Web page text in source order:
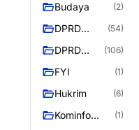
Budaya (2)
DPRD
Utara
(54)
DPRD
Raya
(106)
FYI (1)
Hukrim (6)
Kominfo
(1)